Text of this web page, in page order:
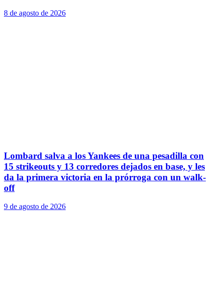
8 de agosto de 2026
Lombard salva a los Yankees de una pesadilla con
15 strikeouts y 13 corredores dejados en base, y les
da la primera victoria en la prórroga con un walk-
off
9 de agosto de 2026